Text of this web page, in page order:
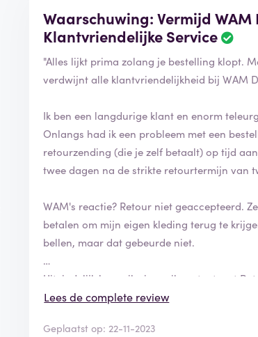
Waarschuwing: Vermijd WAM
Klantvriendelijke Service
"Alles lijkt prima zolang je bestelling klopt.
verdwijnt alle klantvriendelijkheid bij WAM
Ik ben een langdurige klant en enorm
Onlangs had ik een probleem met een
retourzending (die je zelf betaalt) op tijd
twee dagen na de strikte retourtermijn van
WAM's reactie? Retour niet geaccepteerd.
betalen om mijn eigen kleding terug te
bellen, maar dat gebeurde niet.
Uiteindelijk kreeg ik via mail contact met
genegeerd. Zelfs een (deel)tegoedbon werd
Lees de complete review
Geplaatst op: 22-11-2023